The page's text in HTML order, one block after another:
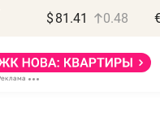
$ 81.41 0.48